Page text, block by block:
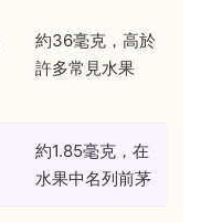
約36毫克，高於
許多常見水果
約1.85毫克，在
水果中名列前茅